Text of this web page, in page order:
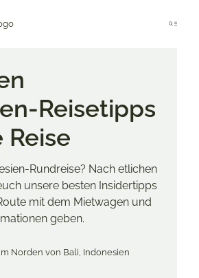
Menu
Reisetipps
Reise
Rundreise? Nach etlichen
unsere besten Insidertipps
mit dem Mietwagen und
geben.